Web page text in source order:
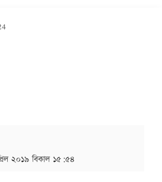
২০১৯ বিকাল ১৫:৫৪